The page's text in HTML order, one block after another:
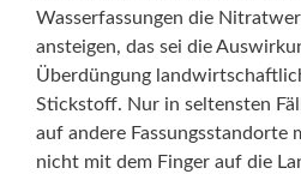
Wasserfassungen die
ansteigen, das sei die
Überdüngung
Stickstoff. Nur in seltensten
auf andere Fassungsstandorte
nicht mit dem Finger auf die